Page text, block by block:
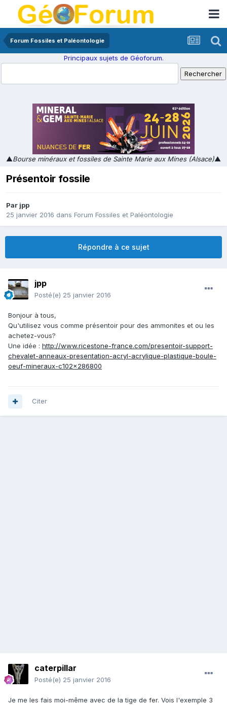
Forum Fossiles et Paléontologie
Principaux sujets de Géoforum.
▲Bourse minéraux et fossiles de Sainte Marie aux Mines (Alsace)▲
Présentoir fossile
Par jpp
25 janvier 2016 dans Forum Fossiles et Paléontologie
Répondre à ce sujet
jpp
Posté(e) 25 janvier 2016
Bonjour à tous,
Qu'utilisez vous comme présentoir pour des ammonites et ou les
achetez-vous?
Une idée : http://www.ricestone-france.com/presentoir-support-
chevalet-anneaux-presentation-acryl-acrylique-plastique-boule-
oeuf-mineraux-c102x286800
Citer
caterpillar
Posté(e) 25 janvier 2016
Je me les fais moi-même avec de la tige de fer. Vois l'exemple 3